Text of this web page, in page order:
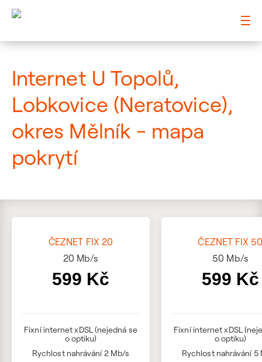
Internet U Topolů,
Lobkovice (Neratovice),
okres Mělník - mapa
pokrytí
ČEZNET FIX 20
20 Mb/s
599 Kč
Fixní internet xDSL (nejedná se
o optiku)
Rychlost nahrávání 2 Mb/s
ČEZNET FIX
50 Mb/s
599 Kč
Fixní internet xDSL
o optiku)
Rychlost nahrávání 5
: Mapa pokrytí ulice